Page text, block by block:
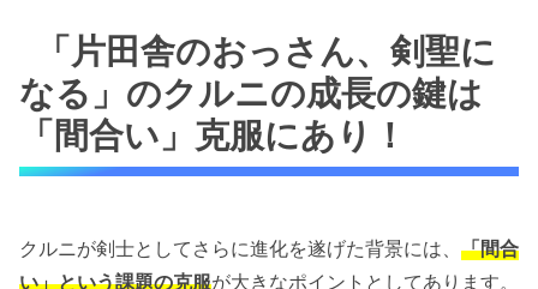
「片田舎のおっさん、剣聖に
なる」のクルニの成長の鍵は
「間合い」克服にあり！
クルニが剣士としてさらに進化を遂げた背景には、 「間合
い」という課題の克服が大きなポイントとしてあります。